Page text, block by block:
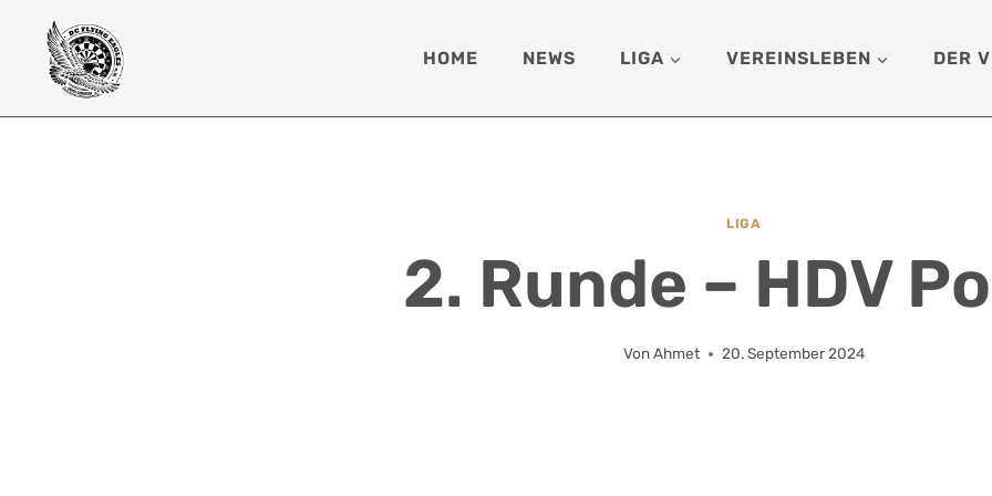
Inhalt
springen
HOME NEWS LIGA VEREINSLEBEN DER
LIGA
2. Runde – HDV
VonAhmet 20. September 2024